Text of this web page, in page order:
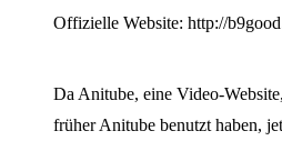
Offizielle Website: http://
Da Anitube, eine Video-
früher Anitube benutzt haben,